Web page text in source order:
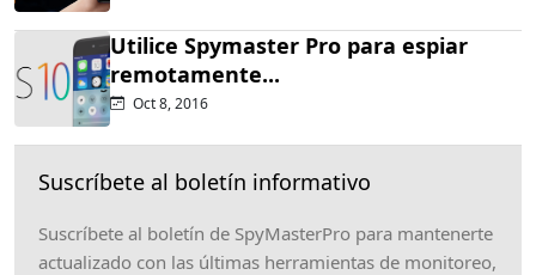
Utilice Spymaster Pro para espiar
remotamente...
Oct 8, 2016
Suscríbete al boletín informativo
Suscríbete al boletín de SpyMasterPro para mantenerte
actualizado con las últimas herramientas de monitoreo,